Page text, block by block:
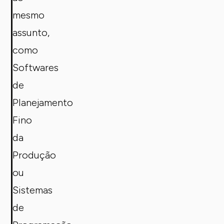
mesmo
assunto,
como
Softwares
de
Planejamento
Fino
da
Produção
ou
Sistemas
de